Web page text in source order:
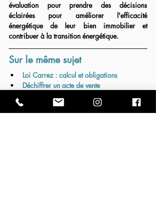
évaluation pour prendre des décisions
éclairées pour améliorer l'efficacité
énergétique de leur bien immobilier et
contribuer à la transition énergétique.
Sur le même sujet
Loi Carrez : calcul et obligations
Déchiffrer un acte de vente
Vendre sa maison à Rambouillet : le
guide complet